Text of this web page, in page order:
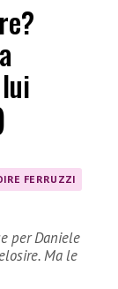
FERRUZZI
per Daniele
Ma le